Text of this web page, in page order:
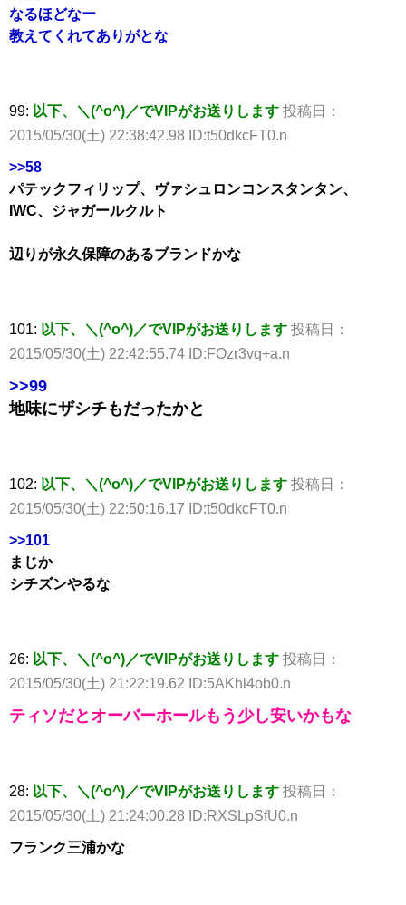
なるほどなー
教えてくれてありがとな
99: 以下、＼(^o^)／でVIPがお送りします 投稿日：
2015/05/30(土) 22:38:42.98 ID:t50dkcFT0.n
>>58
パテックフィリップ、ヴァシュロンコンスタンタン、
IWC、ジャガールクルト
辺りが永久保障のあるブランドかな
101: 以下、＼(^o^)／でVIPがお送りします 投稿日：
2015/05/30(土) 22:42:55.74 ID:FOzr3vq+a.n
>>99
地味にザシチもだったかと
102: 以下、＼(^o^)／でVIPがお送りします 投稿日：
2015/05/30(土) 22:50:16.17 ID:t50dkcFT0.n
>>101
まじか
シチズンやるな
26: 以下、＼(^o^)／でVIPがお送りします 投稿日：
2015/05/30(土) 21:22:19.62 ID:5AKhl4ob0.n
ティソだとオーバーホールもう少し安いかもな
28: 以下、＼(^o^)／でVIPがお送りします 投稿日：
2015/05/30(土) 21:24:00.28 ID:RXSLpSfU0.n
フランク三浦かな